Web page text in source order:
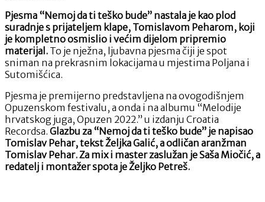
otoka
Ugljana
Pjesma “Nemoj da ti teško bude” nastala je kao plod
suradnje s prijateljem klape, Tomislavom Peharom, koji
je kompletno osmislio i većim dijelom pripremio
materijal. To je nježna, ljubavna pjesma čiji je spot
sniman na prekrasnim lokacijama u mjestima Poljana i
Sutomišćica.
Pjesma je premijerno predstavljena na ovogodišnjem
Opuzenskom festivalu, a onda i na albumu “Melodije
hrvatskog juga, Opuzen 2022.” u izdanju Croatia
Recordsa. Glazbu za “Nemoj da ti teško bude” je napisao
Tomislav Pehar, tekst Željka Galić, a odličan aranžman
Tomislav Pehar.Za mix i master zaslužan jeSaša Miočić, a
redatelj i montažer spota je Željko Petreš.